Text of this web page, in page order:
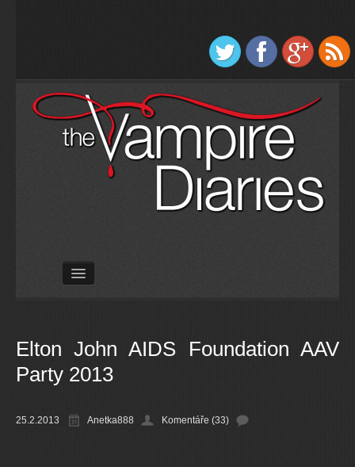
Knihy
Ostatní
Elton John AIDS Foundation AAV
Party 2013
25.2.2013 Anetka888 Komentáře (33)